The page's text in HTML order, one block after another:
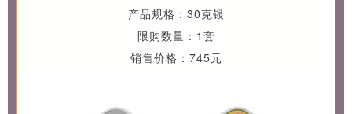
产品规格：30克银
限购数量：1套
销售价格：745元